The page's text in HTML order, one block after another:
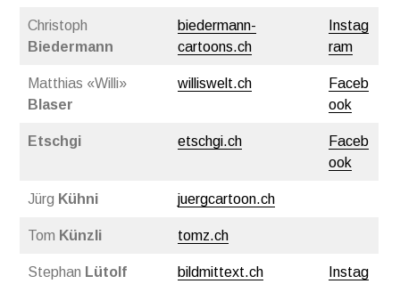
Christoph
Biedermann
biedermann-
cartoons.ch
Instag
ram
Matthias «Willi»
Blaser
williswelt.ch
Faceb
ook
Etschgi etschgi.ch
Faceb
ook
Jürg Kühni juergcartoon.ch
Tom Künzli tomz.ch
Stephan Lütolf bildmittext.ch
Instag